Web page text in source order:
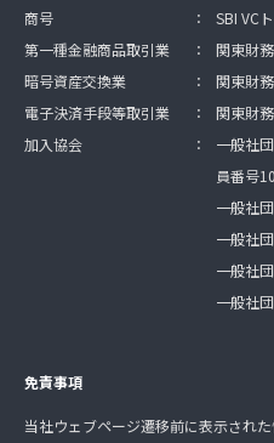
商号 ：
SBI VC
第一種金融商品取引業
：
関東財
暗号資産交換業
：
関東財
電子決済手段等取引業
：
関東財
加入協会
：
一般社
員番号
一般社
一般社
一般社
一般社
免責事項
当社ウェブページ遷移前に表示され